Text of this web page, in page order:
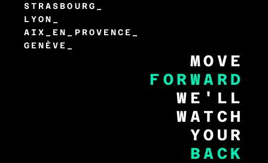
STRASBOURG_
LYON_
AIX_EN_PROVENCE_
GENÈVE_
MOVE
FORWARD
WE'LL
WATCH
YOUR
BACK